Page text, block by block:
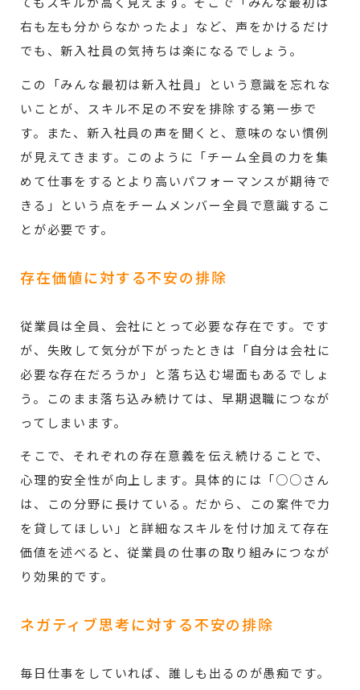
てもスキルが高く見えます。そこで「みんな最初は
右も左も分からなかったよ」など、声をかけるだけ
でも、新入社員の気持ちは楽になるでしょう。
この「みんな最初は新入社員」という意識を忘れな
いことが、スキル不足の不安を排除する第一歩で
す。また、新入社員の声を聞くと、意味のない慣例
が見えてきます。このように「チーム全員の力を集
めて仕事をするとより高いパフォーマンスが期待で
きる」という点をチームメンバー全員で意識するこ
とが必要です。
存在価値に対する不安の排除
従業員は全員、会社にとって必要な存在です。です
が、失敗して気分が下がったときは「自分は会社に
必要な存在だろうか」と落ち込む場面もあるでしょ
う。このまま落ち込み続けては、早期退職につなが
ってしまいます。
そこで、それぞれの存在意義を伝え続けることで、
心理的安全性が向上します。具体的には「○○さん
は、この分野に長けている。だから、この案件で力
を貸してほしい」と詳細なスキルを付け加えて存在
価値を述べると、従業員の仕事の取り組みにつなが
り効果的です。
ネガティブ思考に対する不安の排除
毎日仕事をしていれば、誰しも出るのが愚痴です。